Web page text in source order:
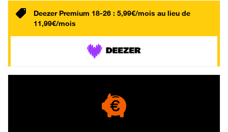
Deezer Premium 18-26 : 5,99€/mois au lieu de
11,99€/mois